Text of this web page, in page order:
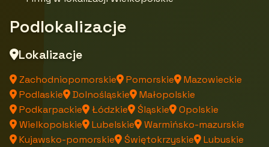
Podlokalizacje
Lokalizacje
Zachodniopomorskie Pomorskie
Mazowieckie
Podlaskie
Dolnośląskie
Małopolskie
Podkarpackie
Łódzkie Śląskie
Opolskie
Wielkopolskie
Lubelskie
Warmińsko-mazurskie
Kujawsko-pomorskie
Świętokrzyskie Lubuskie